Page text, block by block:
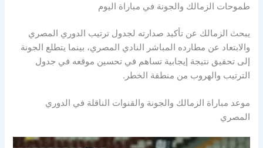
طموحات الزمالك والجونة في مباراة اليوم
يبحث الزمالك عن تأكيد صدارته لجدول ترتيب الدوري المصري
والابتعاد عن مطارده المباشر النادي المصري، بينما يتطلع الجونة
إلى تحقيق نتيجة إيجابية تساهم في تحسين موقعه في جدول
الترتيب والهروب من منطقة الخطر.
موعد مباراة الزمالك والجونة والقنوات الناقلة في الدوري
المصري